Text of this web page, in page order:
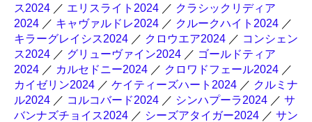
ス2024 ／ エリスライト2024 ／ クラシックリディア
2024 ／ キャヴァルドレ2024 ／ クルークハイト2024 ／
キラーグレイシス2024 ／ クロウエア2024 ／ コンシェン
ス2024 ／ グリューヴァイン2024 ／ ゴールドティア
2024 ／ カルセドニー2024 ／ クロワドフェール2024 ／
カイゼリン2024 ／ ケイティーズハート2024 ／ クルミナ
ル2024 ／ コルコバード2024 ／ シンハプーラ2024 ／ サ
バンナズチョイス2024 ／ シーズアタイガー2024 ／ サン